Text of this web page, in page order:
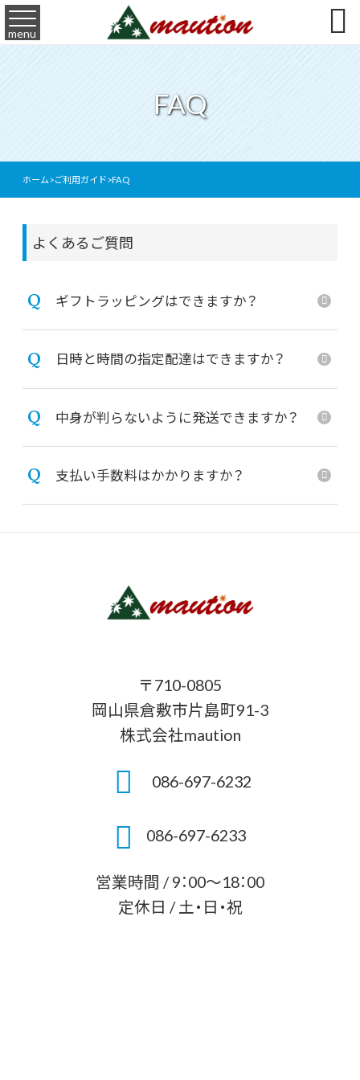
menu 
FAQ
ホーム>ご利用ガイド>FAQ
よくあるご質問
Q ギフトラッピングはできますか？
Q 日時と時間の指定配達はできますか？
Q 中身が判らないように発送できますか？
Q 支払い手数料はかかりますか？
〒710-0805
岡山県倉敷市片島町91-3
株式会社maution
086-697-6232
086-697-6233
営業時間 / 9：00～18：00
定休日 / 土・日・祝